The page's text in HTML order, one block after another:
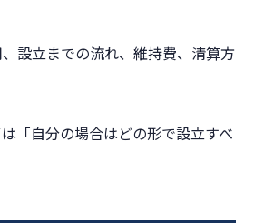
設立までの流れ、維持費、清算方
「自分の場合はどの形で設立すべ